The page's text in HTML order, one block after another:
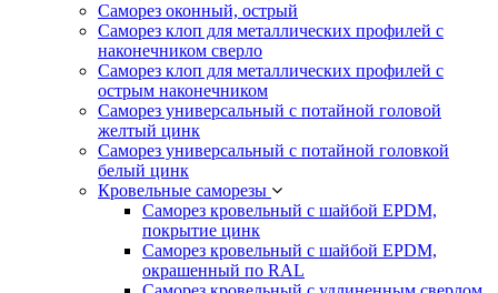
Саморез оконный, острый
Саморез клоп для металлических профилей с
наконечником сверло
Саморез клоп для металлических профилей с
острым наконечником
Саморез универсальный с потайной головой
желтый цинк
Саморез универсальный с потайной головкой
белый цинк
Кровельные саморезы
Саморез кровельный с шайбой EPDM,
покрытие цинк
Саморез кровельный с шайбой EPDM,
окрашенный по RAL